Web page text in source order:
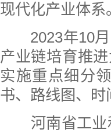
现代化产业体系
2023年10月
产业链培育推
实施重点细分
书、路线图、时
河南省工业